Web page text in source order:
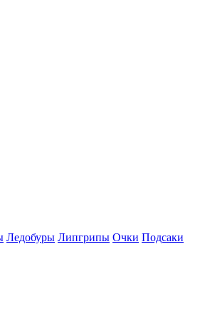
Ледобуры Липгрипы Очки Подсаки